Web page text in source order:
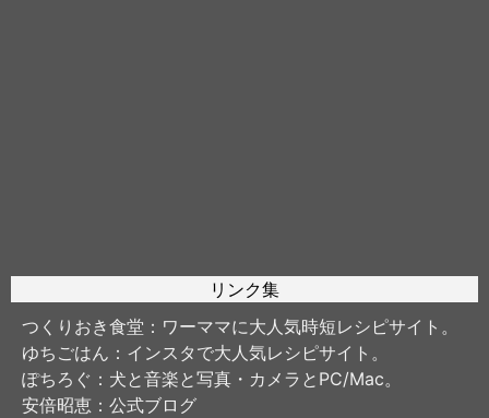
リンク集
つくりおき食堂 ：ワーママに大人気時短レシピサイト。
ゆちごはん ：インスタで大人気レシピサイト。
ぽちろぐ ：犬と音楽と写真・カメラとPC/Mac。
安倍昭恵 ：公式ブログ